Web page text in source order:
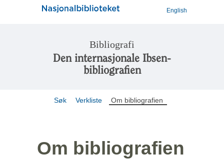
English
Bibliografi
Den internasjonale Ibsen-
bibliografien
Søk Verkliste Om bibliografien
Om bibliografien